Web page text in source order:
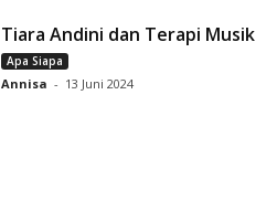
Tiara Andini dan Terapi Musik
Apa Siapa
Annisa - 13 Juni 2024